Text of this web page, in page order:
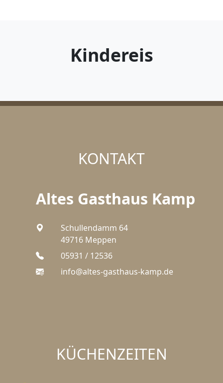
Kindereis
KONTAKT
Altes Gasthaus Kamp
Schullendamm 64
49716 Meppen
05931 / 12536
info@altes-gasthaus-kamp.de
KÜCHENZEITEN